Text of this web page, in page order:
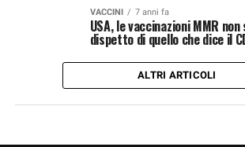
VACCINI 7 anni fa
USA, le vaccinazioni MMR
dispetto di quello che dice il
ALTRI ARTICOLI